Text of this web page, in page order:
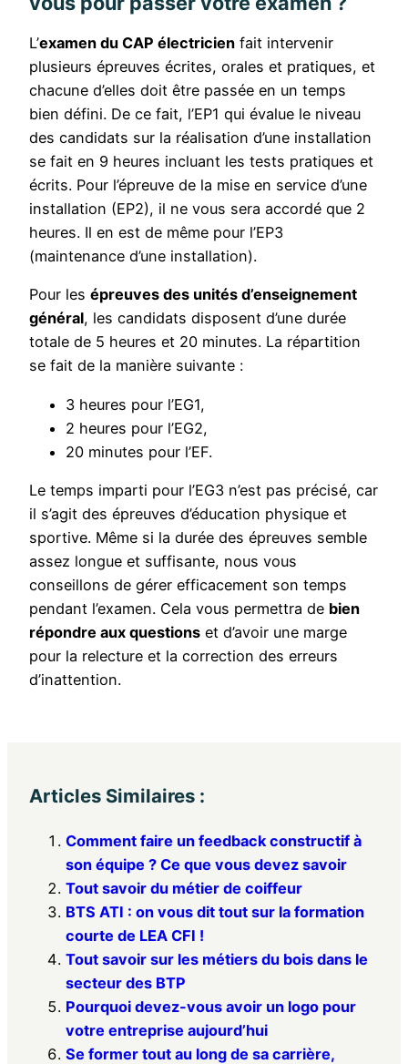
L’examen du CAP électricien fait intervenir
plusieurs épreuves écrites, orales et pratiques, et
chacune d’elles doit être passée en un temps
bien défini. De ce fait, l’EP1 qui évalue le niveau
des candidats sur la réalisation d’une installation
se fait en 9 heures incluant les tests pratiques et
écrits. Pour l’épreuve de la mise en service d’une
installation (EP2), il ne vous sera accordé que 2
heures. Il en est de même pour l’EP3
(maintenance d’une installation).
Pour les épreuves des unités d’enseignement
général, les candidats disposent d’une durée
totale de 5 heures et 20 minutes. La répartition
se fait de la manière suivante :
3 heures pour l’EG1,
2 heures pour l’EG2,
20 minutes pour l’EF.
Le temps imparti pour l’EG3 n’est pas précisé, car
il s’agit des épreuves d’éducation physique et
sportive. Même si la durée des épreuves semble
assez longue et suffisante, nous vous
conseillons de gérer efficacement son temps
pendant l’examen. Cela vous permettra de bien
répondre aux questions et d’avoir une marge
pour la relecture et la correction des erreurs
d’inattention.
Articles Similaires :
Comment faire un feedback constructif à
son équipe ? Ce que vous devez savoir
Tout savoir du métier de coiffeur
BTS ATI : on vous dit tout sur la formation
courte de LEA CFI !
Tout savoir sur les métiers du bois dans le
secteur des BTP
Pourquoi devez-vous avoir un logo pour
votre entreprise aujourd’hui
Se former tout au long de sa carrière,